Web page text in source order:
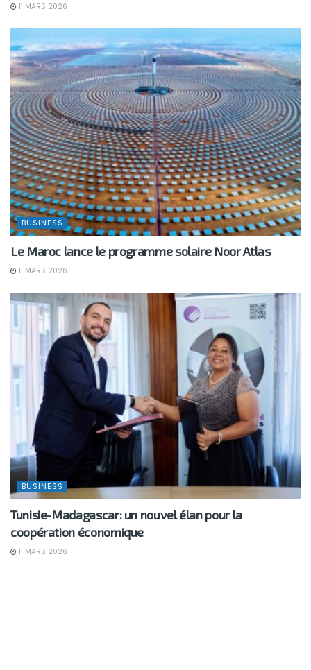
11 MARS 2026
BUSINESS
Le Maroc lance le programme solaire Noor Atlas
11 MARS 2026
BUSINESS
Tunisie-Madagascar: un nouvel élan pour la
coopération économique
11 MARS 2026